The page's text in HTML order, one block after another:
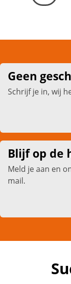
Geen
Schrijf je in, wij
Blijf op de
Meld je aan en
mail.